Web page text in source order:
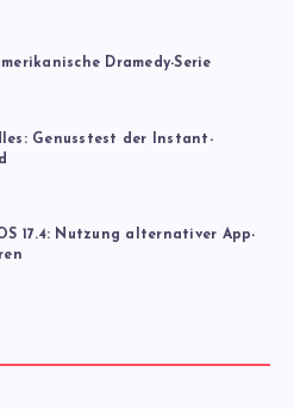
Dramedy-Serie
Genusstest der Instant-
17.4: Nutzung alternativer App-